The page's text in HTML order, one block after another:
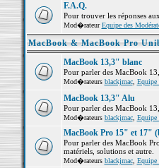
F.A.Q.
Pour trouver les réponses
Mod�rateurEquipe des
MacBook & MacBook Pro
MacBook 13,3" blanc
Pour parler des MacBook
Mod�rateurs blackjmac, Equipe
MacBook 13,3" Alu
Pour parler des MacBook
Mod�rateurs blackjmac, Equipe
MacBook Pro 15" et 17"
Pour parler des MacBook
matériels, solutions et autre.
Mod�rateurs blackjmac, Equipe